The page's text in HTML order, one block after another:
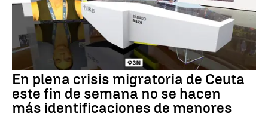
En plena crisis migratoria de Ceuta
este fin de semana no se hacen
más identificaciones de menores